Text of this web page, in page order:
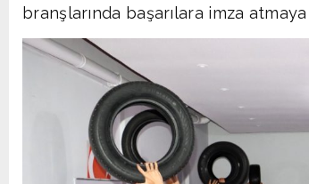
branşlarında başarılara imza